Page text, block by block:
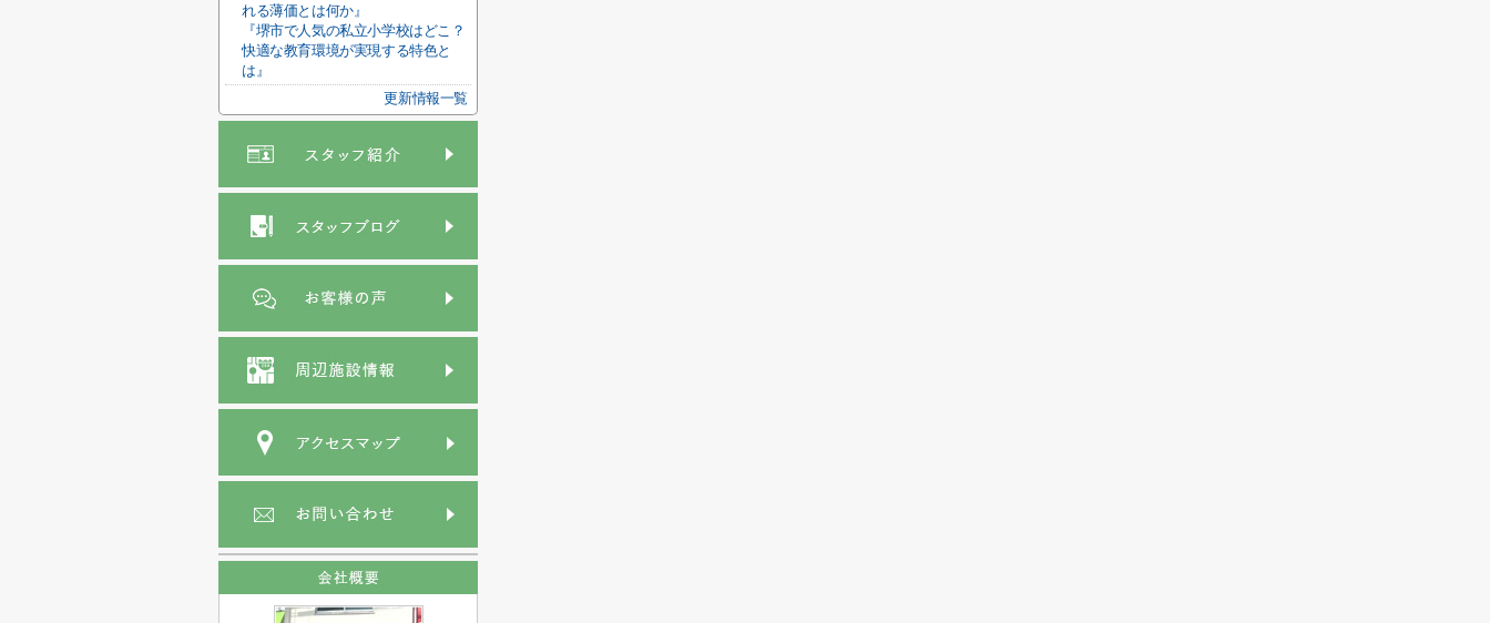
れる薄価とは何か』
『堺市で人気の私立小学校はどこ？
快適な教育環境が実現する特色と
は』
更新情報一覧